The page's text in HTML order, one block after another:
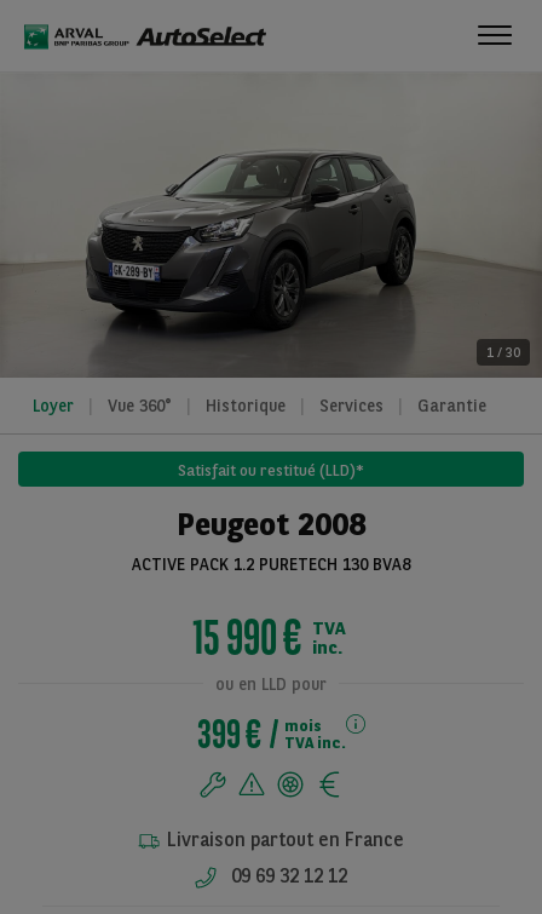
1 / 30
Voir toutes les
Loyer Vue 360° Historique Services Garantie
Satisfait ou restitué (LLD)*
Peugeot 2008
ACTIVE PACK 1.2 PURETECH 130 BVA8
15 990 € TVA
inc.
ou en LLD pour
399 €
mois
TVA inc.
Livraison partout en France
09 69 32 12 12